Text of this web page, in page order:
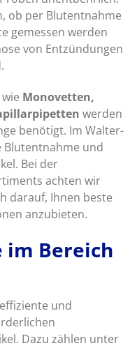
ob per Blutentnahme
gemessen werden
von Entzündungen
Monovetten,
werden
benötigt. Im Walter-
Blutentnahme und
Bei der
achten wir
darauf, Ihnen beste
anzubieten.
im Bereich
und
Dazu zählen unter